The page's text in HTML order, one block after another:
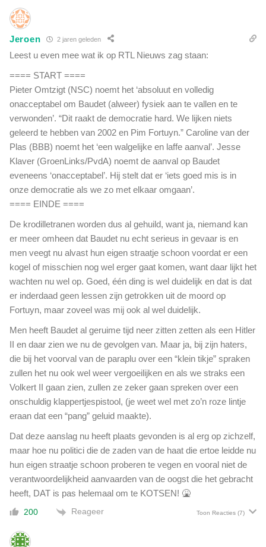
Jeroen 2 jaren geleden
Leest u even mee wat ik op RTL Nieuws zag staan:
==== START ====
Pieter Omtzigt (NSC) noemt het ‘absoluut en volledig
onacceptabel om Baudet (alweer) fysiek aan te vallen en te
verwonden’. “Dit raakt de democratie hard. We lijken niets
geleerd te hebben van 2002 en Pim Fortuyn.” Caroline van der
Plas (BBB) noemt het ‘een walgelijke en laffe aanval’. Jesse
Klaver (GroenLinks/PvdA) noemt de aanval op Baudet
eveneens ‘onacceptabel’. Hij stelt dat er ‘iets goed mis is in
onze democratie als we zo met elkaar omgaan’.
==== EINDE ====
De krodilletranen worden dus al gehuild, want ja, niemand kan
er meer omheen dat Baudet nu echt serieus in gevaar is en
men veegt nu alvast hun eigen straatje schoon voordat er een
kogel of misschien nog wel erger gaat komen, want daar lijkt het
wachten nu wel op. Goed, één ding is wel duidelijk en dat is dat
er inderdaad geen lessen zijn getrokken uit de moord op
Fortuyn, maar zoveel was mij ook al wel duidelijk.
Men heeft Baudet al geruime tijd neer zitten zetten als een Hitler
II en daar zien we nu de gevolgen van. Maar ja, bij zijn haters,
die bij het voorval van de paraplu over een “klein tikje” spraken
zullen het nu ook wel weer vergoeilijken en als we straks een
Volkert II gaan zien, zullen ze zeker gaan spreken over een
onschuldig klappertjespistool, (je weet wel met zo’n roze lintje
eraan dat een “pang” geluid maakte).
Dat deze aanslag nu heeft plaats gevonden is al erg op zichzelf,
maar hoe nu politici die de zaden van de haat die ertoe leidde nu
hun eigen straatje schoon proberen te vegen en vooral niet de
verantwoordelijkheid aanvaarden van de oogst die het gebracht
heeft, DAT is pas helemaal om te KOTSEN! 🤮
200 Reageer Toon Reacties (7)